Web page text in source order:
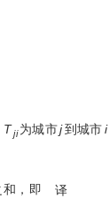
Tji 为城市j到城市i
，即 译